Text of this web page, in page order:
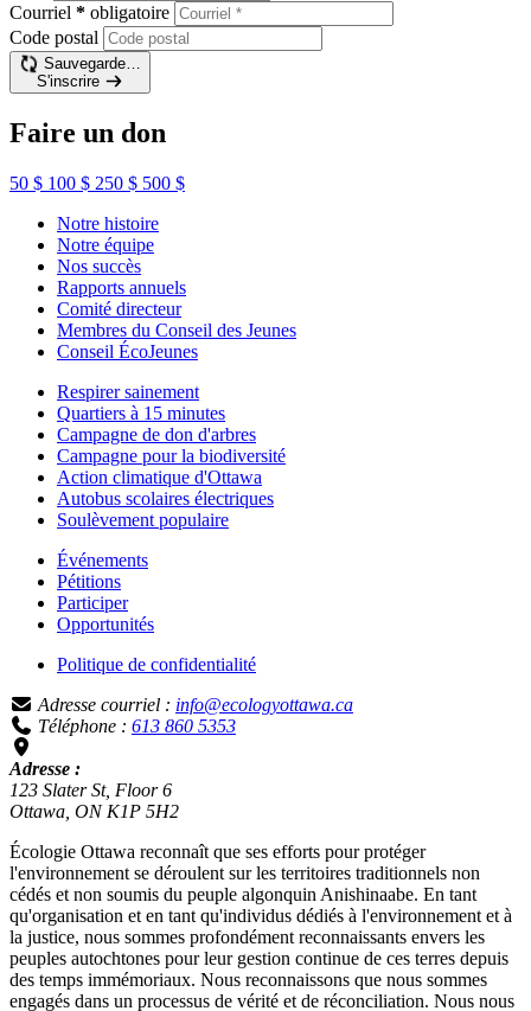
Courriel * obligatoire
Code postal
Sauvegarde…
S'inscrire
Faire un don
50 $ 100 $ 250 $ 500 $
Notre histoire
Notre équipe
Nos succès
Rapports annuels
Comité directeur
Membres du Conseil des Jeunes
Conseil ÉcoJeunes
Respirer sainement
Quartiers à 15 minutes
Campagne de don d'arbres
Campagne pour la biodiversité
Action climatique d'Ottawa
Autobus scolaires électriques
Soulèvement populaire
Événements
Pétitions
Participer
Opportunités
Politique de confidentialité
Adresse courriel : info@ecologyottawa.ca
Téléphone : 613 860 5353
Adresse :
123 Slater St, Floor 6
Ottawa, ON K1P 5H2
Écologie Ottawa reconnaît que ses efforts pour protéger
l'environnement se déroulent sur les territoires traditionnels non
cédés et non soumis du peuple algonquin Anishinaabe. En tant
qu'organisation et en tant qu'individus dédiés à l'environnement et à
la justice, nous sommes profondément reconnaissants envers les
peuples autochtones pour leur gestion continue de ces terres depuis
des temps immémoriaux. Nous reconnaissons que nous sommes
engagés dans un processus de vérité et de réconciliation. Nous nous